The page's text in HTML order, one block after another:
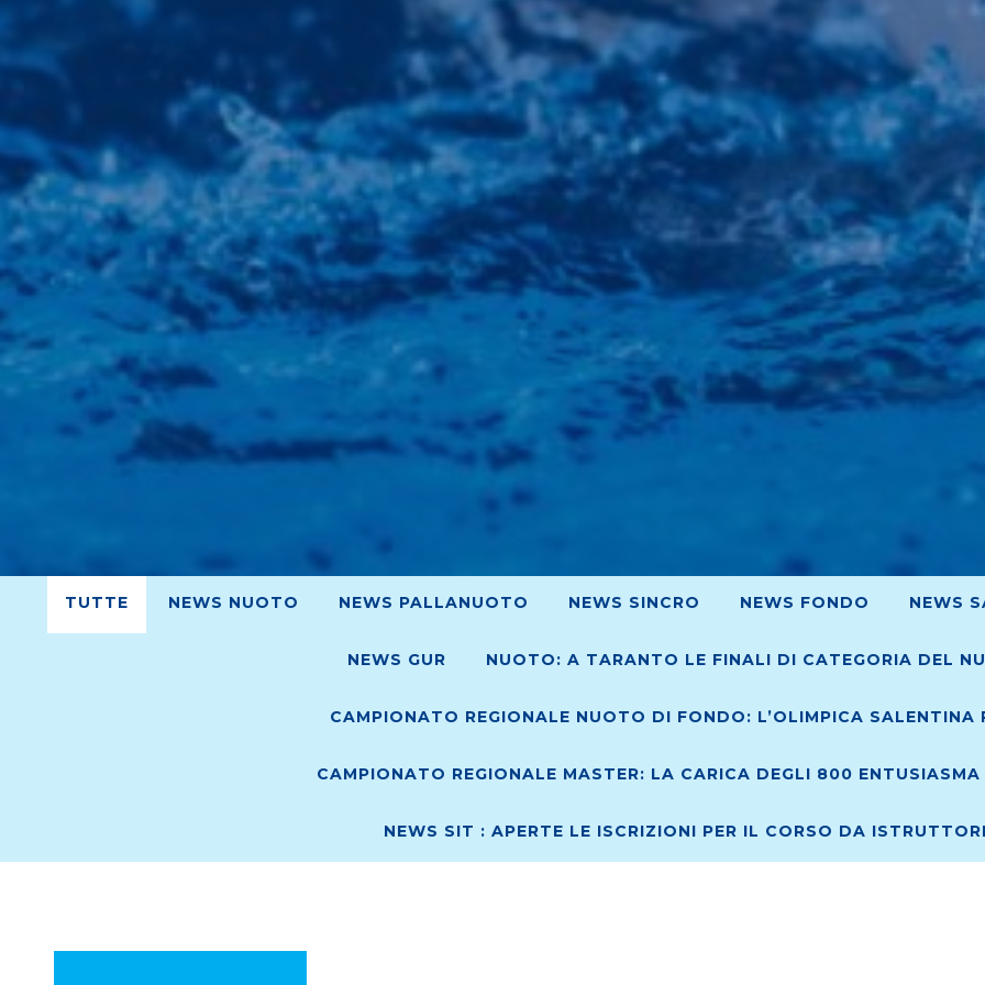
TUTTE NEWS NUOTO NEWS PALLANUOTO NEWS SINCRO NEWS FONDO NEWS
NEWS GUR NUOTO: A TARANTO LE FINALI DI CATEGORIA DEL
CAMPIONATO REGIONALE NUOTO DI FONDO: L’OLIMPICA SALENTINA
CAMPIONATO REGIONALE MASTER: LA CARICA DEGLI 800
NEWS SIT : APERTE LE ISCRIZIONI PER IL CORSO DA